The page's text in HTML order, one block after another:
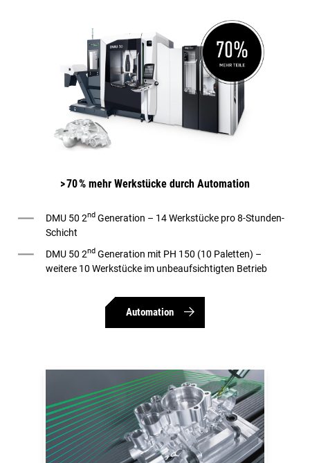
> 70 % mehr Werkstücke durch Automation
DMU 50 2nd Generation – 14 Werkstücke pro 8-Stunden-
Schicht
DMU 50 2nd Generation mit PH 150 (10 Paletten) –
weitere 10 Werkstücke im unbeaufsichtigten Betrieb
Automation